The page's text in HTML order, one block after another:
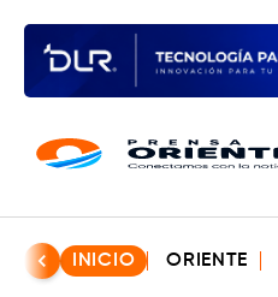
INICIO ORIENTE